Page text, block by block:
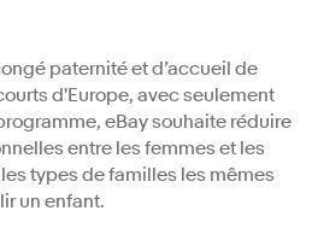
paternité et d’accueil de
d'Europe, avec seulement
eBay souhaite réduire
entre les femmes et les
types de familles les mêmes
un enfant.